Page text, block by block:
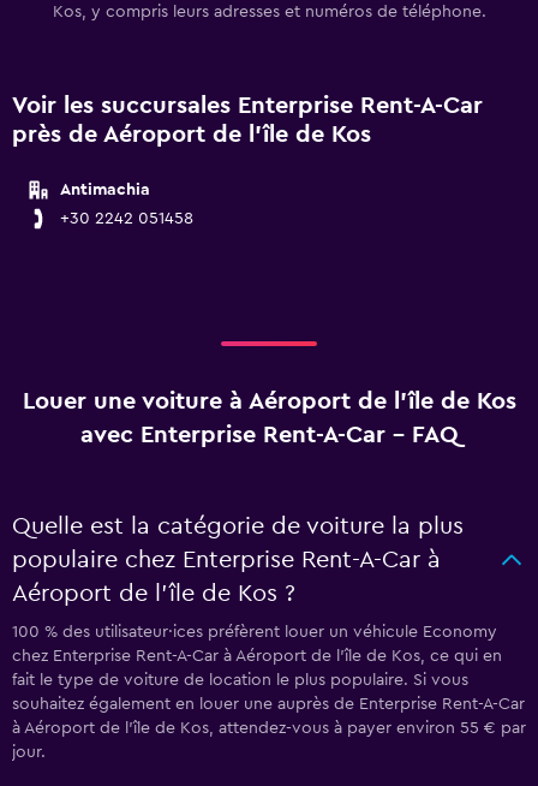
Kos, y compris leurs adresses et numéros de téléphone.
Voir les succursales Enterprise Rent-A-Car
près de Aéroport de l'île de Kos
Antimachia
+30 2242 051458
Louer une voiture à Aéroport de l'île de Kos
avec Enterprise Rent-A-Car - FAQ
Quelle est la catégorie de voiture la plus
populaire chez Enterprise Rent-A-Car à
Aéroport de l'île de Kos ?
100 % des utilisateur·ices préfèrent louer un véhicule Economy
chez Enterprise Rent-A-Car à Aéroport de l'île de Kos, ce qui en
fait le type de voiture de location le plus populaire. Si vous
souhaitez également en louer une auprès de Enterprise Rent-A-Car
à Aéroport de l'île de Kos, attendez-vous à payer environ 55 € par
jour.